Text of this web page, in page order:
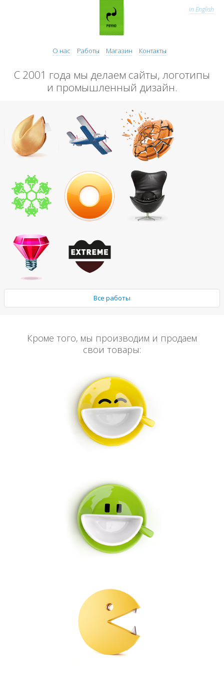
О нас Работы Магазин Контакты
in English
С 2001 года мы делаем сайты, логотипы
и промышленный дизайн.
Все работы
Кроме того, мы производим и продаем
свои товары: